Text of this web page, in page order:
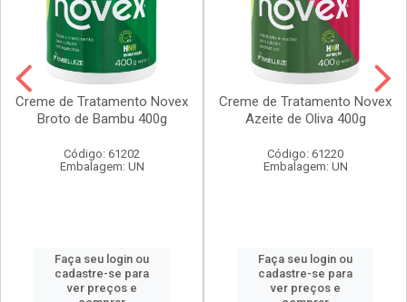
Creme de Tratamento Novex
Broto de Bambu 400g
Código: 61202
Embalagem: UN
Faça seu login ou
cadastre-se para
ver preços e
Creme de Tratamento Novex
Azeite de Oliva 400g
Código: 61220
Embalagem: UN
Faça seu login ou
cadastre-se para
ver preços e